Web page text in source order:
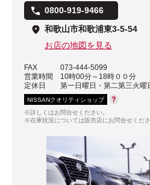
0800-919-9466
和歌山市和歌浦東3-5-54
お店の地図を見る
FAX
073-444-5099
営業時間
10時00分～18時００分
定休日
第一日曜日・第二第三火
NISSANクオリティショップ
※詳しくはお問合せください。
※在庫状況については販売店にお問合せくだ